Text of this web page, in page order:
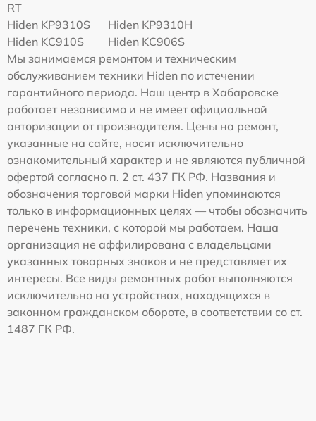
RT
Hiden KP9310S
Hiden KP9310H
Hiden KC910S
Hiden KC906S
Мы занимаемся ремонтом и техническим
обслуживанием техники Hiden по истечении
гарантийного периода. Наш центр в Хабаровске
работает независимо и не имеет официальной
авторизации от производителя. Цены на ремонт,
указанные на сайте, носят исключительно
ознакомительный характер и не являются публичной
офертой согласно п. 2 ст. 437 ГК РФ. Названия и
обозначения торговой марки Hiden упоминаются
только в информационных целях — чтобы обозначить
перечень техники, с которой мы работаем. Наша
организация не аффилирована с владельцами
указанных товарных знаков и не представляет их
интересы. Все виды ремонтных работ выполняются
исключительно на устройствах, находящихся в
законном гражданском обороте, в соответствии со ст.
1487 ГК РФ.